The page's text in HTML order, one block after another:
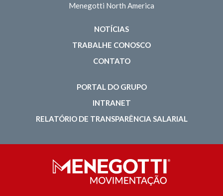
Menegotti North America
NOTÍCIAS
TRABALHE CONOSCO
CONTATO
PORTAL DO GRUPO
INTRANET
RELATÓRIO DE TRANSPARÊNCIA SALARIAL